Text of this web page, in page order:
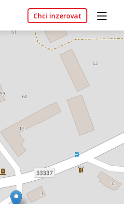
Chci inzerovat